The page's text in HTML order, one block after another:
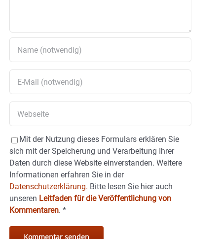
Mit der Nutzung dieses Formulars erklären Sie
sich mit der Speicherung und Verarbeitung Ihrer
Daten durch diese Website einverstanden. Weitere
Informationen erfahren Sie in der
Datenschutzerklärung. Bitte lesen Sie hier auch
unseren Leitfaden für die Veröffentlichung von
Kommentaren. *